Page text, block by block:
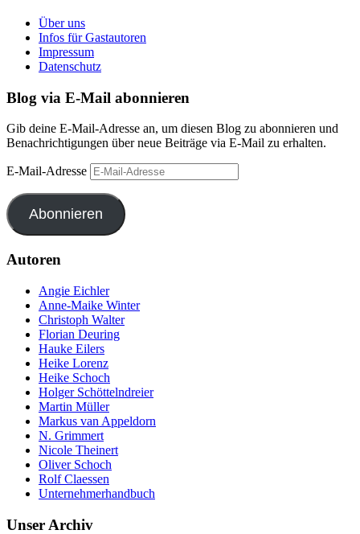
Über uns
Infos für Gastautoren
Impressum
Datenschutz
Blog via E-Mail abonnieren
Gib deine E-Mail-Adresse an, um diesen Blog zu abonnieren und
Benachrichtigungen über neue Beiträge via E-Mail zu erhalten.
E-Mail-Adresse
Abonnieren
Autoren
Angie Eichler
Anne-Maike Winter
Christoph Walter
Florian Deuring
Hauke Eilers
Heike Lorenz
Heike Schoch
Holger Schöttelndreier
Martin Müller
Markus van Appeldorn
N. Grimmert
Nicole Theinert
Oliver Schoch
Rolf Claessen
Unternehmerhandbuch
Unser Archiv